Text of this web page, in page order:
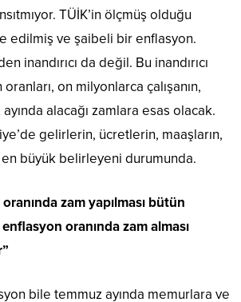
TÜİK’in ölçmüş olduğu
edilmiş ve şaibeli bir enflasyon.
inandırıcı da değil. Bu inandırıcı
on milyonlarca çalışanın,
alacağı zamlara esas olacak.
gelirlerin, ücretlerin, maaşların,
en büyük belirleyeni durumunda.
zam yapılması bütün
oranında zam alması
bile temmuz ayında memurlara ve